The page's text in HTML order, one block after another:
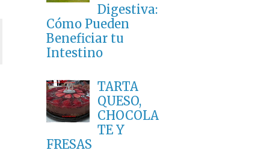
Digestiva:
Cómo Pueden
Beneficiar tu
Intestino
TARTA
QUESO,
CHOCOLA
TE Y
FRESAS